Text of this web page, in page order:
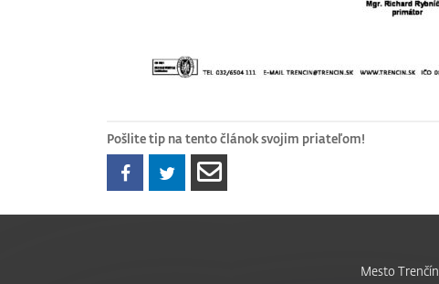
Pošlite tip na tento článok svojim priateľom!
Mesto Trenčín